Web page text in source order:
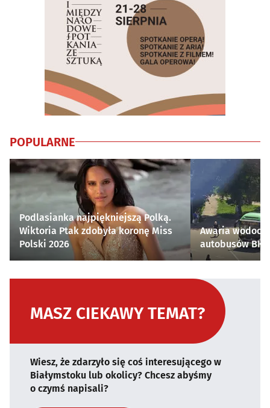
POPULARNE
Podlasianka najpiękniejszą Polką.
Wiktoria Ptak zdobyła koronę Miss
Polski 2026
Awaria
autobusów
MASZ CIEKAWY TEMAT?
Wiesz, że zdarzyło się coś interesującego w
Białymstoku lub okolicy? Chcesz abyśmy
o czymś napisali?